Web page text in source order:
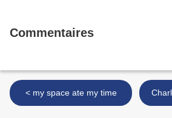
Commentaires
< my space ate my time